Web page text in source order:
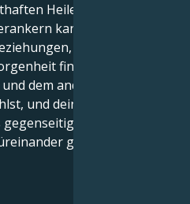
Heiler, der Ihre
kann. Du
in denen du ein
findest, in denen
dem anderen
und deine Liebe würde
Respekts
gedeihen.